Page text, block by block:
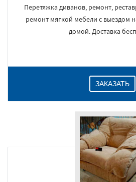
Перетяжка диванов, ремонт,
ремонт мягкой мебели с выездом
домой. Доставка
ЗАКАЗАТЬ